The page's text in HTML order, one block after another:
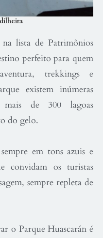
lista de Patrimônios
perfeito para quem
trekkings e
existem inúmeras
mais de 300 lagoas
do gelo.
sempre em tons azuis e
convidam os turistas
sempre repleta de
o Parque Huascarán é